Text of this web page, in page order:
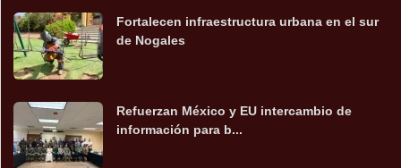
Fortalecen infraestructura urbana en el sur
de Nogales
Refuerzan México y EU intercambio de
información para b...